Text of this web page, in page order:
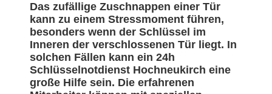
Das zufällige Zuschnappen einer Tür
kann zu einem Stressmoment führen,
besonders wenn der Schlüssel im
Inneren der verschlossenen Tür liegt. In
solchen Fällen kann ein 24h
Schlüsselnotdienst Hochneukirch eine
große Hilfe sein. Die erfahrenen